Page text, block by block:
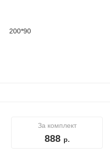
200*90
За комплект
888 р.